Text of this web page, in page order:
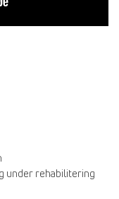
under rehabilitering